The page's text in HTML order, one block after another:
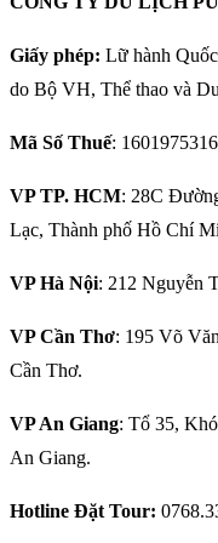
Giấy phép: Lữ hành
do Bộ VH, Thể thao và
Mã Số Thuế: 1601975316
VP TP. HCM: 28C
Lạc, Thành phố Hồ Chí
VP Hà Nội: 212 Nguyễn
VP Cần Thơ: 195 Võ
Cần Thơ.
VP An Giang: Tổ 35,
An Giang.
Hotline Đặt Tour: